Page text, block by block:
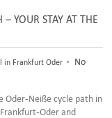
– YOUR STAY AT THE
in Frankfurt Oder •
No
Oder-Neiße cycle path in
Oder and